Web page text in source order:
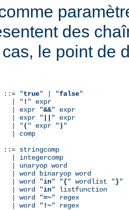
des
le point de
::= "true" | "false"
| "
! " expr
| expr "
&&" expr
| expr "
" expr
| "
( " expr ") "
| comp
stringcomp
| integercomp
| unaryop word
| word binaryop word
| word "
in" "{" wordlist "}"
| word "
in" listfunction
| word "
=~" regex
| word "
!~" regex